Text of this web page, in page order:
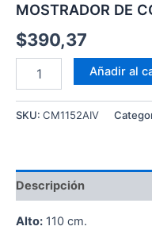
MOSTRADOR DE
$390,37
Añadir al
SKU: CM1152AIV
Descripción
Alto: 110 cm.